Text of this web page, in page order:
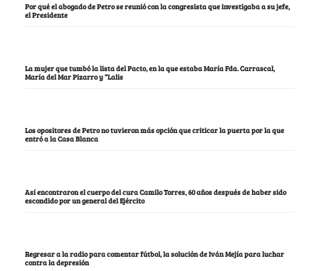
Por qué el abogado de Petro se reunió con la congresista que investigaba a su jefe,
el Presidente
La mujer que tumbó la lista del Pacto, en la que estaba María Fda. Carrascal,
María del Mar Pizarro y “Lalis
Los opositores de Petro no tuvieron más opción que criticar la puerta por la que
entró a la Casa Blanca
Así encontraron el cuerpo del cura Camilo Torres, 60 años después de haber sido
escondido por un general del Ejército
Regresar a la radio para comentar fútbol, la solución de Iván Mejía para luchar
contra la depresión